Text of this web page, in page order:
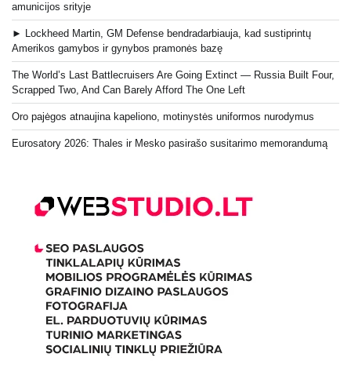
amunicijos srityje
► Lockheed Martin, GM Defense bendradarbiauja, kad sustiprintų
Amerikos gamybos ir gynybos pramonės bazę
The World’s Last Battlecruisers Are Going Extinct — Russia Built Four,
Scrapped Two, And Can Barely Afford The One Left
Oro pajėgos atnaujina kapeliono, motinystės uniformos nurodymus
Eurosatory 2026: Thales ir Mesko pasirašo susitarimo memorandumą